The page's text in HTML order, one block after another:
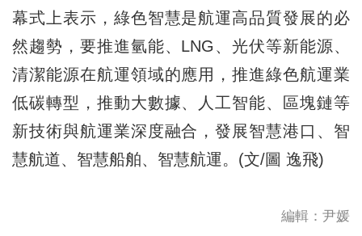
幕式上表示，綠色智慧是航運高品質發展的必
然趨勢，要推進氫能、LNG、光伏等新能源、
清潔能源在航運領域的應用，推進綠色航運業
低碳轉型，推動大數據、人工智能、區塊鏈等
新技術與航運業深度融合，發展智慧港口、智
慧航道、智慧船舶、智慧航運。(文/圖 逸飛)
編輯：尹媛